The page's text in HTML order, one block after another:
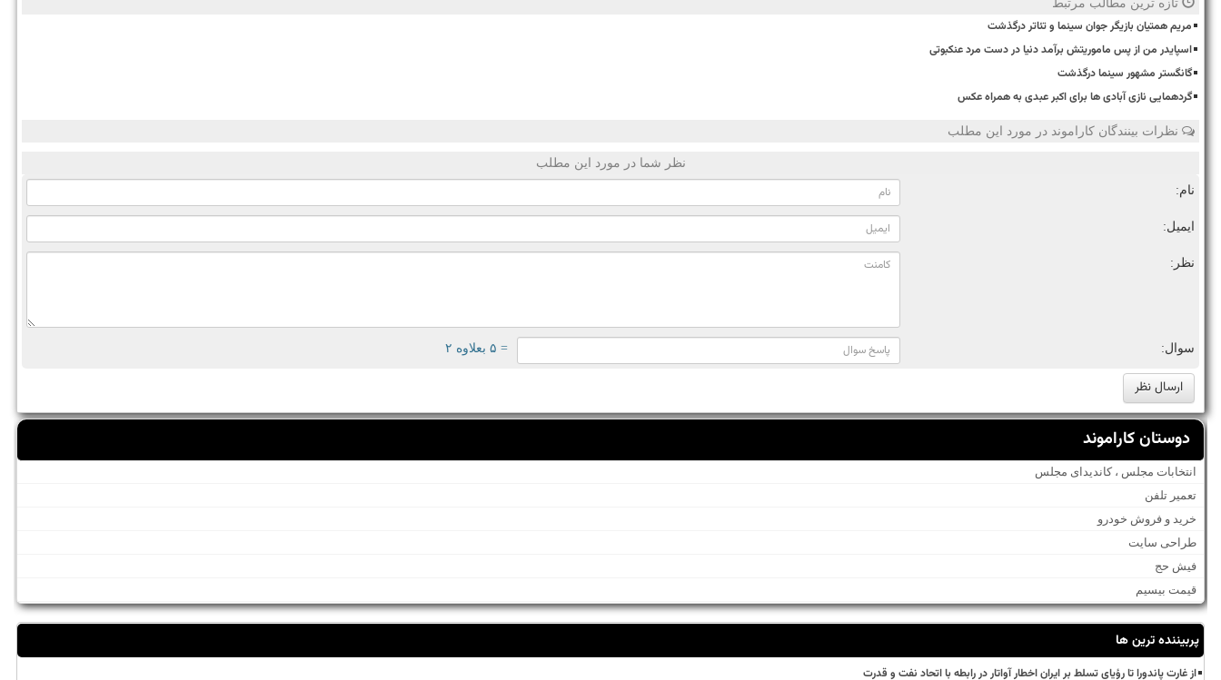
تازه ترین مطالب مرتبط
مریم همتیان بازیگر جوان سینما و تئاتر درگذشت
اسپایدر من از پس ماموریتش برآمد دنیا در دست مرد عنکبوتی
گانگستر مشهور سینما درگذشت
گردهمایی نازی آبادی ها برای اکبر عبدی به همراه عکس
نظرات بینندگان کاراموند در مورد این مطلب
نظر شما در مورد این مطلب
نام:
ایمیل:
نظر:
سوال: = ۵ بعلاوه ۲
دوستان کاراموند
انتخابات مجلس ، کاندیدای مجلس
تعمیر تلفن
خرید و فروش خودرو
طراحی سایت
فیش حج
قیمت بیسیم
پربیننده ترین ها
از غارت پاندورا تا رؤیای تسلط بر ایران اخطار آواتار در رابطه با اتحاد نفت و قدرت